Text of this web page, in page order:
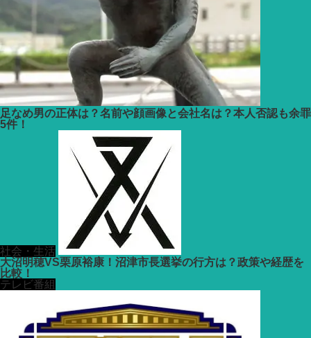
足なめ男の正体は？名前や顔画像と会社名は？本人否認も余罪
5件！
社会・生活
大沼明穂VS栗原裕康！沼津市長選挙の行方は？政策や経歴を
比較！
テレビ番組